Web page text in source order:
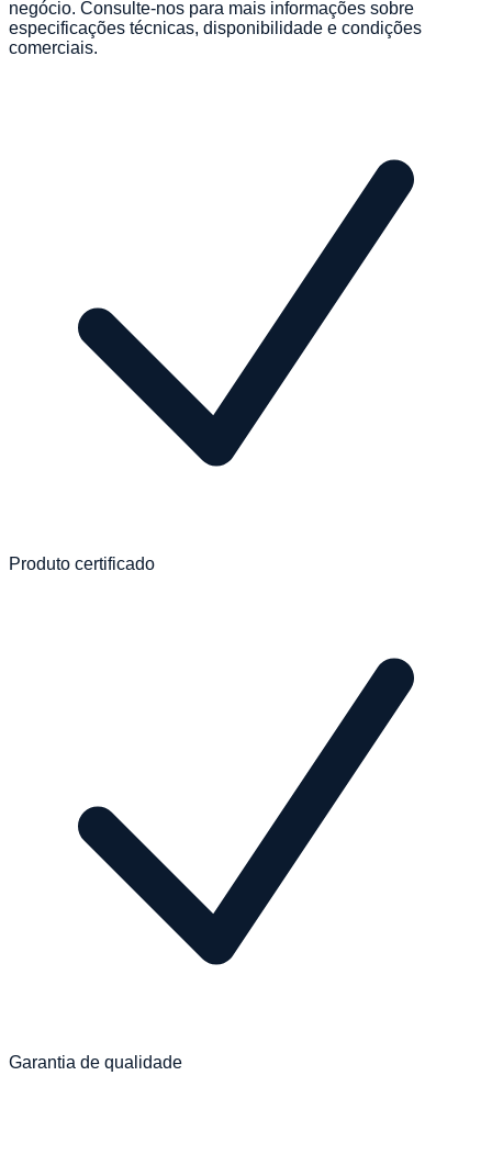
negócio. Consulte-nos para mais informações sobre
especificações técnicas, disponibilidade e condições
comerciais.
Produto certificado
Garantia de qualidade